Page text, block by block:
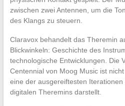
zwischen zwei Antennen, um die
des Klangs zu steuern.
Claravox behandelt das Theremin
Blickwinkeln: Geschichte des
technologische Entwicklungen. Die
Centennial von Moog Music ist
eine der ausgereiftesten
digitalen Theremins darstellt.